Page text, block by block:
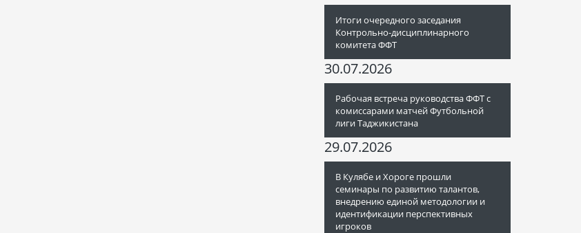
Итоги очередного заседания
Контрольно-дисциплинарного
комитета ФФТ
30.07.2026
Рабочая встреча руководства ФФТ с
комиссарами матчей Футбольной
лиги Таджикистана
29.07.2026
В Кулябе и Хороге прошли
семинары по развитию талантов,
внедрению единой методологии и
идентификации перспективных
игроков